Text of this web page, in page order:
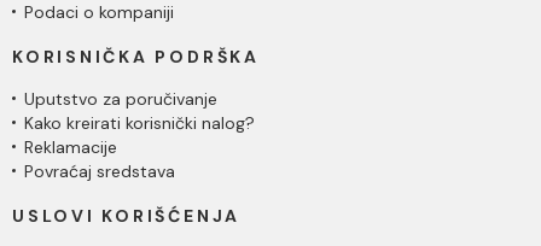
Podaci o kompaniji
KORISNIČKA PODRŠKA
Uputstvo za poručivanje
Kako kreirati korisnički nalog?
Reklamacije
Povraćaj sredstava
USLOVI KORIŠĆENJA